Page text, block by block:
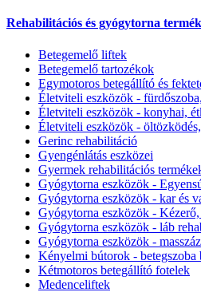
Rehabilitációs és gyógytorna
Betegemelő liftek
Betegemelő tartozékok
Egymotoros betegállító és
Életviteli eszközök -
Életviteli eszközök - konyhai,
Életviteli eszközök -
Gerinc rehabilitáció
Gyengénlátás eszközei
Gyermek rehabilitációs
Gyógytorna eszközök -
Gyógytorna eszközök - kar és
Gyógytorna eszközök -
Gyógytorna eszközök - láb
Gyógytorna eszközök -
Kényelmi bútorok - betegszoba
Kétmotoros betegállító fotelek
Medenceliftek